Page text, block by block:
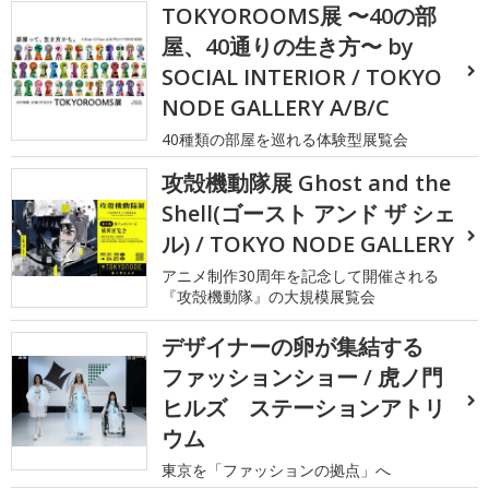
TOKYOROOMS展 〜40の部
屋、40通りの生き方〜 by
SOCIAL INTERIOR / TOKYO
NODE GALLERY A/B/C
40種類の部屋を巡れる体験型展覧会
攻殻機動隊展 Ghost and the
Shell(ゴースト アンド ザ シェ
ル) / TOKYO NODE GALLERY
アニメ制作30周年を記念して開催される
『攻殻機動隊』の大規模展覧会
デザイナーの卵が集結する
ファッションショー / 虎ノ門
ヒルズ ステーションアトリ
ウム
東京を「ファッションの拠点」へ